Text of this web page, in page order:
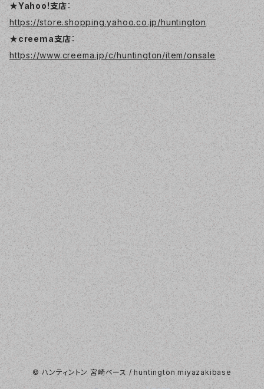
★Yahoo!支店：
https://store.shopping.yahoo.co.jp/huntington
★creema支店：
https://www.creema.jp/c/huntington/item/onsale
© ハンティントン 宮崎ベース / huntington miyazakibase